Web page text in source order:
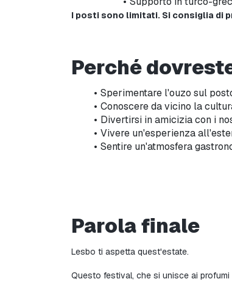
I posti sono limitati. Si consiglia di
Perché
Sperimentare l'ouzo sul
Conoscere da vicino la
Divertirsi in amicizia con i
Vivere un'esperienza
Sentire un'atmosfera
Parola finale
Lesbo ti aspetta quest'estate.
Questo festival, che si unisce ai